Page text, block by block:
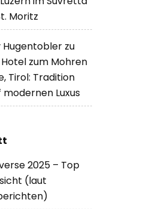
Moritz
Hugentobler zu
zum Mohren
Tirol: Tradition
Luxus
2025 – Top
(laut